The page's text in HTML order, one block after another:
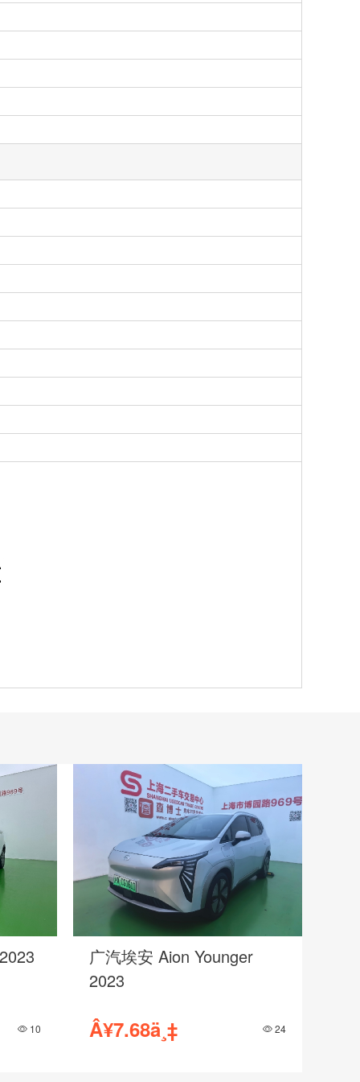
10
广汽埃安 Aion Younger
2023
Â¥7.68ä¸‡ 24